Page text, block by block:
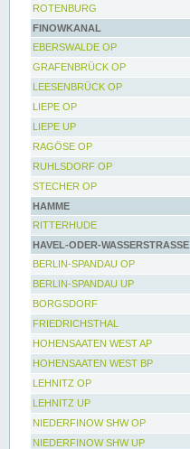
ROTENBURG
FINOWKANAL
EBERSWALDE OP
GRAFENBRÜCK OP
LEESENBRÜCK OP
LIEPE OP
LIEPE UP
RAGÖSE OP
RUHLSDORF OP
STECHER OP
HAMME
RITTERHUDE
HAVEL-ODER-WASSERSTRASSE
BERLIN-SPANDAU OP
BERLIN-SPANDAU UP
BORGSDORF
FRIEDRICHSTHAL
HOHENSAATEN WEST AP
HOHENSAATEN WEST BP
LEHNITZ OP
LEHNITZ UP
NIEDERFINOW SHW OP
NIEDERFINOW SHW UP